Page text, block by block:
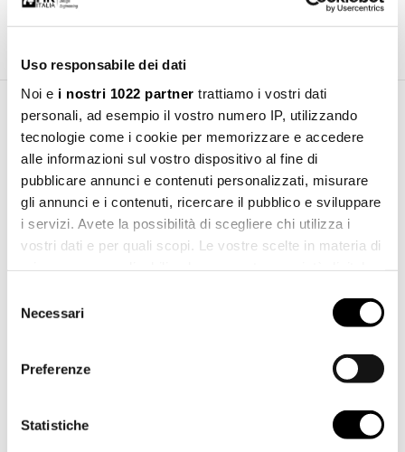
Uso responsabile dei dati
Noi e i nostri 1022 partner trattiamo i vostri dati
personali, ad esempio il vostro numero IP, utilizzando
tecnologie come i cookie per memorizzare e accedere
alle informazioni sul vostro dispositivo al fine di
pubblicare annunci e contenuti personalizzati, misurare
gli annunci e i contenuti, ricercare il pubblico e sviluppare
i servizi. Avete la possibilità di scegliere chi utilizza i
vostri dati e per quali scopi. Le vostre scelte in materia di
modificare o revocare il proprio consenso in qualsiasi
momento dalla Dichiarazione sui cookie o facendo clic
raccogliere informazioni sulla tua posizione
geografica, con un'approssimazione di qualche
delNecessari
Preferenze
Statistiche
6 L/min
Area Download
Manuale d'installazione
pdf 1.89 MB
Scarica
File 3d 3ds
File 3d dwg
Scarica